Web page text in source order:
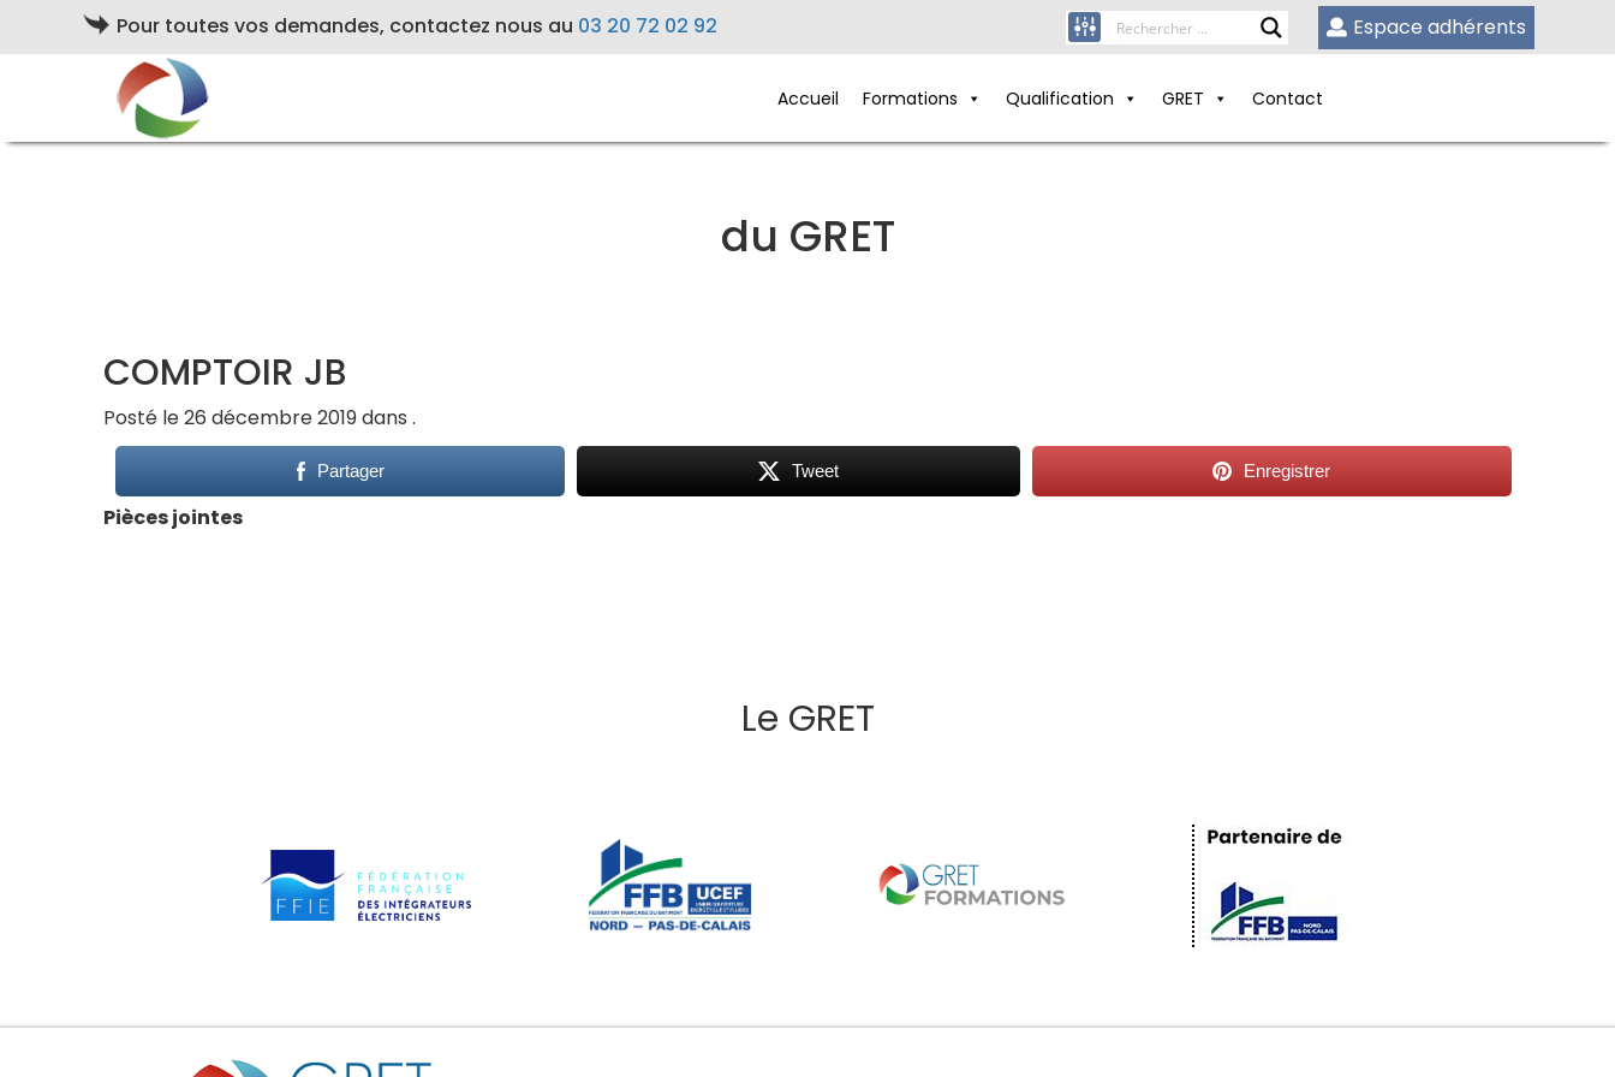
Pour toutes vos demandes, contactez nous au 03 20 72 02 92 Espace adhérents
Accueil Formations Qualification GRET Contact
du GRET
COMPTOIR JB
Posté le 26 décembre 2019 dans .
Partager Tweet Enregistrer
Pièces jointes
Le GRET